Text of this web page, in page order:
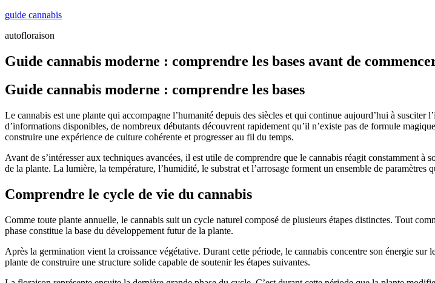
Skip
content
guide cannabis
autofloraison
Guide cannabis moderne : comprendre les bases avant de
Guide cannabis moderne : comprendre les bases
Le cannabis est une plante qui accompagne l’humanité depuis des siècles et qui continue aujourd’hui à
d’informations disponibles, de nombreux débutants découvrent rapidement qu’il n’existe pas de formule
construire une expérience de culture cohérente et progresser au fil du temps.
Avant de s’intéresser aux techniques avancées, il est utile de comprendre que le cannabis réagit constamment
de la plante. La lumière, la température, l’humidité, le substrat et l’arrosage forment un ensemble de paramètres
Comprendre le cycle de vie du cannabis
Comme toute plante annuelle, le cannabis suit un cycle naturel composé de plusieurs étapes distinctes. Tout
phase constitue la base du développement futur de la plante.
Après la germination vient la croissance végétative. Durant cette période, le cannabis concentre son énergie sur
plante de construire une structure solide capable de soutenir les étapes suivantes.